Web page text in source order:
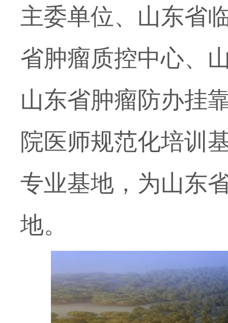
主委单位、山东省
省肿瘤质控中心、
山东省肿瘤防办挂
院医师规范化培训
专业基地，为山东
地。